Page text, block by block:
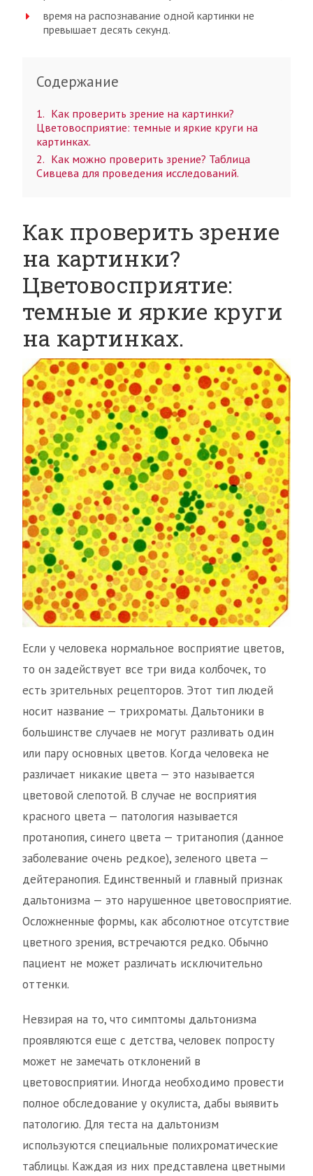
время на распознавание одной картинки не
превышает десять секунд.
Содержание
1
Как проверить зрение на картинки?
Цветовосприятие: темные и яркие круги на
картинках.
2
Как можно проверить зрение? Таблица
Сивцева для проведения исследований.
Как проверить зрение
на картинки?
Цветовосприятие:
темные и яркие круги
на картинках.
Если у человека нормальное восприятие цветов,
то он задействует все три вида колбочек, то
есть зрительных рецепторов. Этот тип людей
носит название — трихроматы. Дальтоники в
большинстве случаев не могут разливать один
или пару основных цветов. Когда человека не
различает никакие цвета — это называется
цветовой слепотой. В случае не восприятия
красного цвета — патология называется
протанопия, синего цвета — тританопия (данное
заболевание очень редкое), зеленого цвета —
дейтеранопия. Единственный и главный признак
дальтонизма — это нарушенное цветовосприятие.
Осложненные формы, как абсолютное отсутствие
цветного зрения, встречаются редко. Обычно
пациент не может различать исключительно
оттенки.
Невзирая на то, что симптомы дальтонизма
проявляются еще с детства, человек попросту
может не замечать отклонений в
цветовосприятии. Иногда необходимо провести
полное обследование у окулиста, дабы выявить
патологию. Для теста на дальтонизм
используются специальные полихроматические
таблицы. Каждая из них представлена цветными